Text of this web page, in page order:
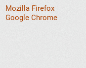
Mozilla Firefox
Google Chrome